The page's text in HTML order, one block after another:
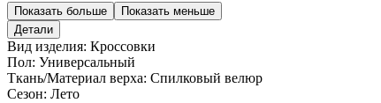
Показать больше
Показать меньше
Детали
Вид изделия: Кроссовки
Пол: Универсальный
Ткань/Материал верха: Спилковый велюр
Сезон: Лето